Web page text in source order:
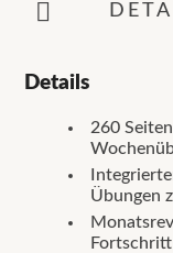
Details
260
Übungen